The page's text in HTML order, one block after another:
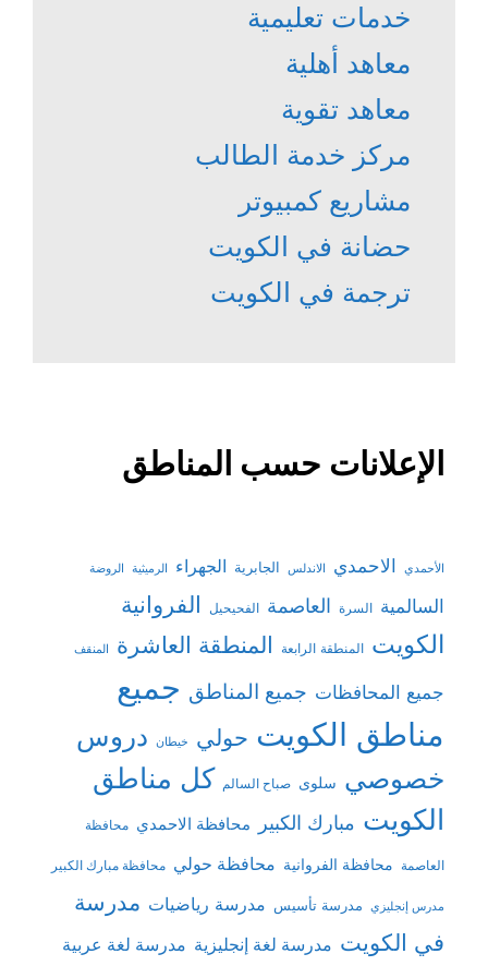
خدمات تعليمية
معاهد أهلية
معاهد تقوية
مركز خدمة الطالب
مشاريع كمبيوتر
حضانة في الكويت
ترجمة في الكويت
الإعلانات حسب المناطق
الأحمدي الاحمدي الاندلس الجابرية الجهراء الرميثية الروضة
السالمية السرة العاصمة الفحيحيل الفروانية
الكويت المنطقة الرابعة المنطقة العاشرة المنقف
جميع المحافظات جميع المناطق جميع
مناطق الكويت حولي خيطان دروس
خصوصي سلوى صباح السالم كل مناطق
الكويت مبارك الكبير محافظة الاحمدي محافظة
العاصمة محافظة الفروانية محافظة حولي محافظة مبارك الكبير
مدرس إنجليزي مدرسة تأسيس مدرسة رياضيات مدرسة
في الكويت مدرسة لغة إنجليزية مدرسة لغة عربية